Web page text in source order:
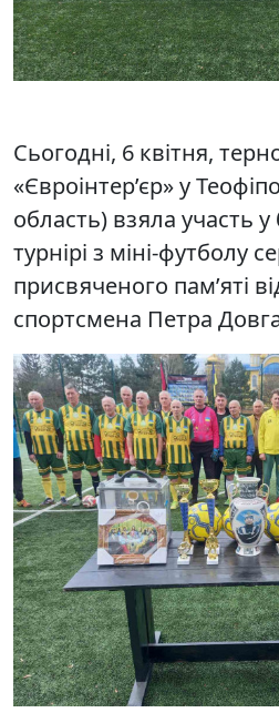
Сьогодні, 6 квітня,
«Євроінтер’єр» у
область) взяла участь
турнірі з міні-футболу
присвяченого пам’яті
спортсмена Петра